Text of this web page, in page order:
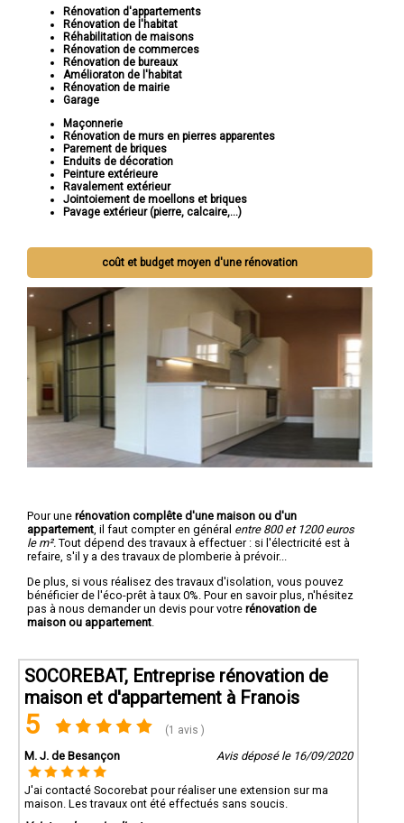
Rénovation d'appartements
Rénovation de l'habitat
Réhabilitation de maisons
Rénovation de commerces
Rénovation de bureaux
Amélioraton de l'habitat
Rénovation de mairie
Garage
Maçonnerie
Rénovation de murs en pierres apparentes
Parement de briques
Enduits de décoration
Peinture extérieure
Ravalement extérieur
Jointoiement de moellons et briques
Pavage extérieur (pierre, calcaire,...)
coût et budget moyen d'une rénovation
Pour une rénovation complête d'une maison ou d'un
appartement , il faut compter en général entre 800 et 1200 euros
le m². Tout dépend des travaux à effectuer : si l'électricité est à
refaire, s'il y a des travaux de plomberie à prévoir...
De plus, si vous réalisez des travaux d'isolation, vous pouvez
bénéficier de l'éco-prêt à taux 0%. Pour en savoir plus, n'hésitez
pas à nous demander un devis pour votre rénovation de
maison ou appartement
SOCOREBAT, Entreprise rénovation de
maison et d'appartement à Franois
5 (1 avis )
M. J. de Besançon Avis déposé le 16/09/2020
J'ai contacté Socorebat pour réaliser une extension sur ma
maison. Les travaux ont été effectués sans soucis.